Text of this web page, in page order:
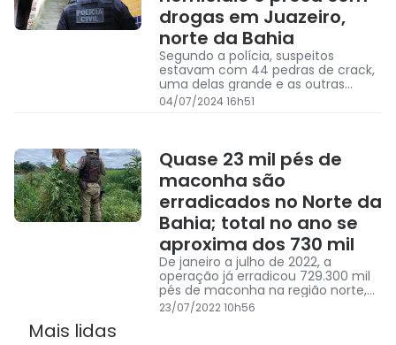
drogas em Juazeiro,
norte da Bahia
Segundo a polícia, suspeitos
estavam com 44 pedras de crack,
uma delas grande e as outras
pequenas
04/07/2024 16h51
Quase 23 mil pés de
maconha são
erradicados no Norte da
Bahia; total no ano se
aproxima dos 730 mil
De janeiro a julho de 2022, a
operação já erradicou 729.300 mil
pés de maconha na região norte,
em ações de unidades que fazem
parte do CPR-N.
23/07/2022 10h56
Mais lidas